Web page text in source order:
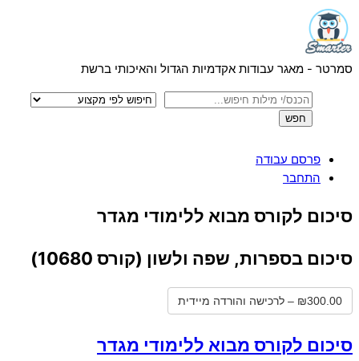
Skip
to
content
Menu
סמרטר - מאגר עבודות אקדמיות הגדול והאיכותי ברשת
פרסם עבודה
התחבר
Menu
סיכום לקורס מבוא ללימודי מגדר
סיכום בספרות, שפה ולשון (קורס 10680)
₪300.00 – לרכישה והורדה מיידית
סיכום לקורס מבוא ללימודי מגדר